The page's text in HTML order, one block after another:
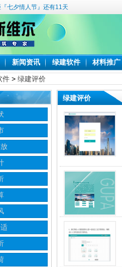
七夕情人节』还有11天
新闻资讯 绿建软件 材料推广
件> 绿建评价
绿建评价